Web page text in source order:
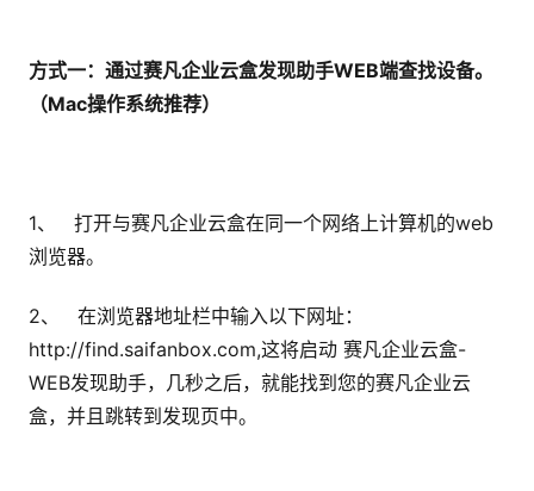
方式一：通过赛凡企业云盒发现助手WEB端查找设备。
（Mac操作系统推荐）
1、 打开与赛凡企业云盒在同一个网络上计算机的web
浏览器。
2、 在浏览器地址栏中输入以下网址：
http://find.saifanbox.com,这将启动 赛凡企业云盒-
WEB发现助手，几秒之后，就能找到您的赛凡企业云
盒，并且跳转到发现页中。